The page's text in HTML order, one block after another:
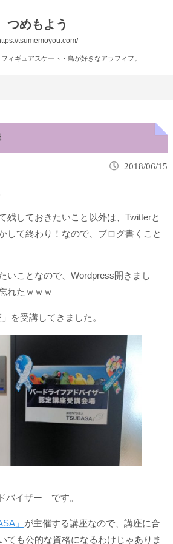
つめもよう
tsumemoyou.com/
ィギュアスケート・鳥が好きなアラフィフ。
2018/06/15
残しておきたいこと以外は、Twitterと
して終わり！なので、ブログ書くこと
いことなので、Wordpress開きまし
れたｗｗｗ
を受講してきました。
バイザー です。
」 が主催する講座なので、講座に合
ても公的な資格になるわけじゃありま